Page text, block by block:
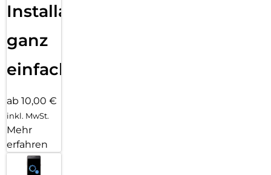
Installation
ganz
einfach
ab 10,00 €
inkl. MwSt.
Mehr
erfahren